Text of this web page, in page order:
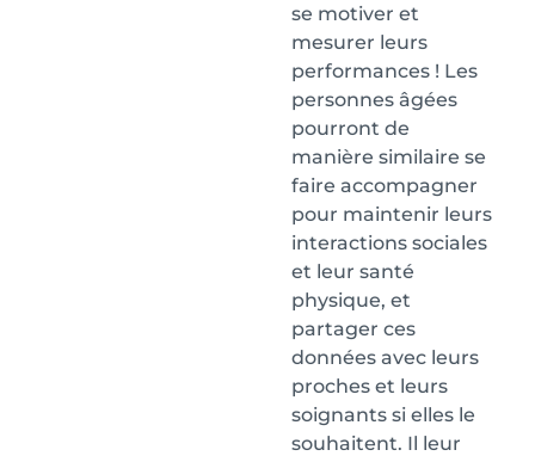
se motiver et
mesurer leurs
performances ! Les
personnes âgées
pourront de
manière similaire se
faire accompagner
pour maintenir leurs
interactions sociales
et leur santé
physique, et
partager ces
données avec leurs
proches et leurs
soignants si elles le
souhaitent. Il leur